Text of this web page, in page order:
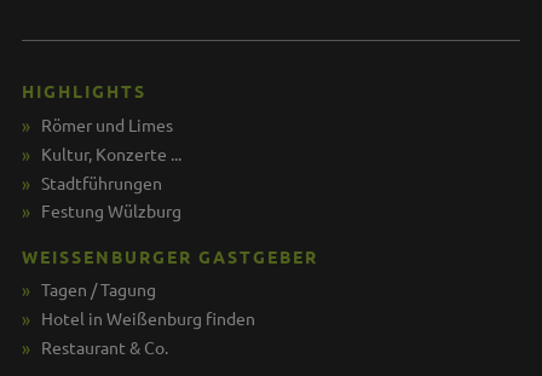
HIGHLIGHTS
Römer und Limes
Kultur, Konzerte ...
Stadtführungen
Festung Wülzburg
WEISSENBURGER GASTGEBER
Tagen / Tagung
Hotel in Weißenburg finden
Restaurant & Co.